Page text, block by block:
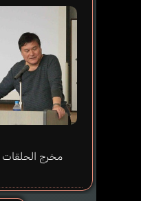
مخرج الحلقات